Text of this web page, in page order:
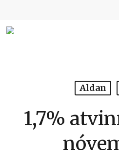
Aldan
1,7%